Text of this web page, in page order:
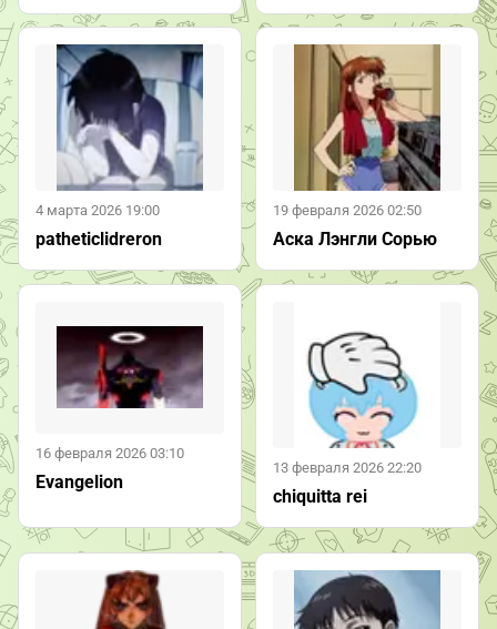
4 марта 2026 19:00
patheticlidreron
19 февраля 2026 02:50
Аска Лэнгли Сорью
16 февраля 2026 03:10
Evangelion
13 февраля 2026 22:20
chiquitta rei